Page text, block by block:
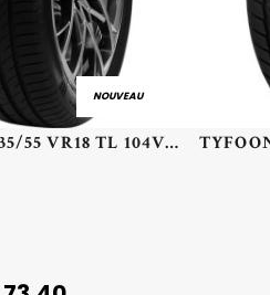
NOUVEAU
DELINTE - 235/55 VR18 TL 104V DELINTE DS2 SUV XL - 2355518 - BBB